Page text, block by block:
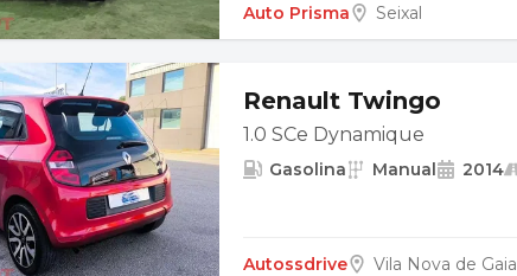
Auto Prisma Seixal
Renault Twingo
1.0 SCe Dynamique
Gasolina Manual 2014
Autossdrive Vila Nova de Gaia